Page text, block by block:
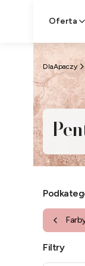
Oferta
DlaApaczy
Filtry